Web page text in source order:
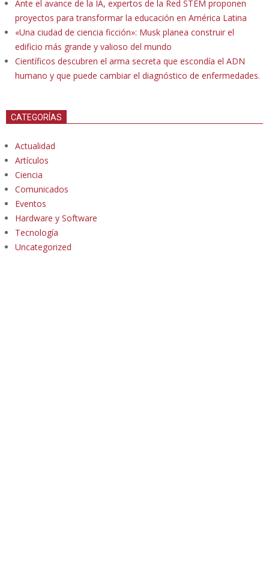
Ante el avance de la IA, expertos de la Red STEM proponen
proyectos para transformar la educación en América Latina
«Una ciudad de ciencia ficción»: Musk planea construir el
edificio más grande y valioso del mundo
Científicos descubren el arma secreta que escondía el ADN
humano y que puede cambiar el diagnóstico de enfermedades.
CATEGORÍAS
Actualidad
Artículos
Ciencia
Comunicados
Eventos
Hardware y Software
Tecnología
Uncategorized